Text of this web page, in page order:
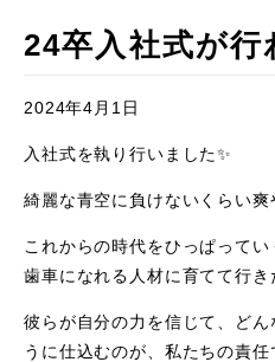
24卒入社式が行
2024年4月1日
入社式を執り行いました✨
綺麗な青空に負けないくらい
これからの時代をひっぱって
歯車になれる人材に育てて行き
彼らが自分の力を信じて、ど
うに仕込むのが、私たちの責任